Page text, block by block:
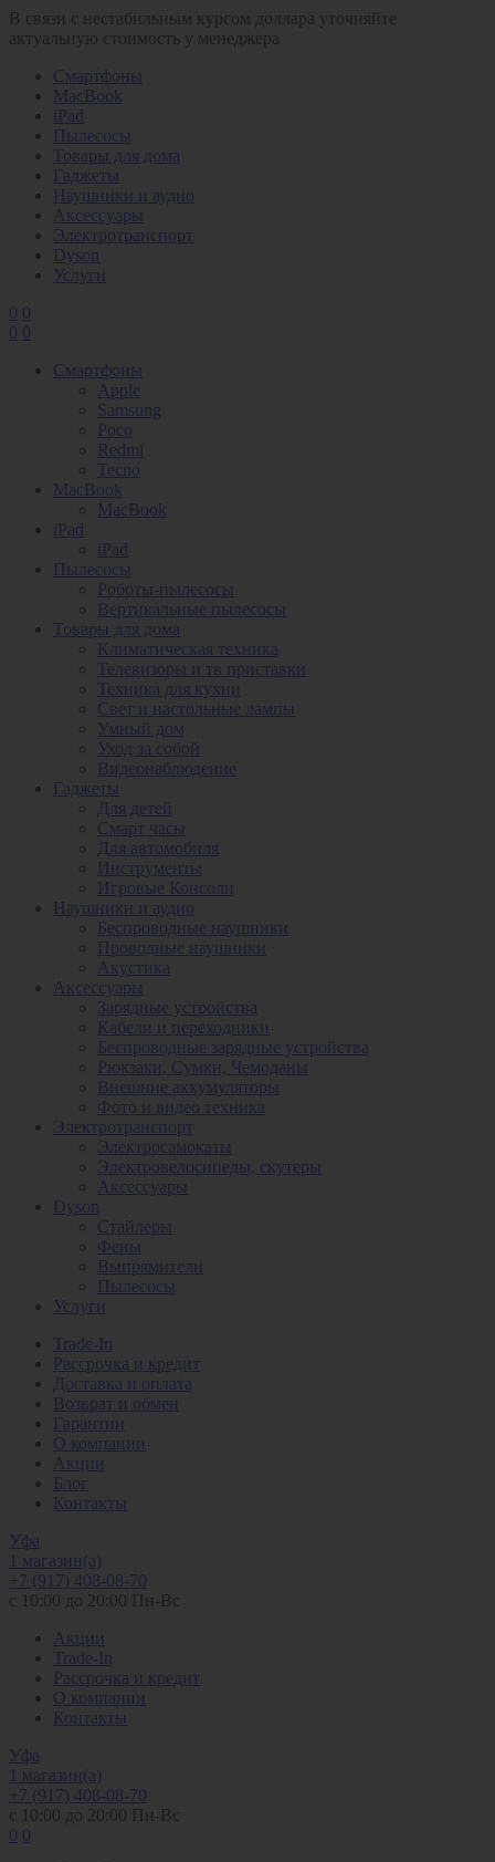
В связи с нестабильным курсом доллара уточняйте
актуальную стоимость у менеджера
Смартфоны
MacBook
iPad
Пылесосы
Товары для дома
Гаджеты
Наушники и аудио
Аксессуары
Электротранспорт
Dyson
Услуги
0 0
0 0
Смартфоны
Apple
Samsung
Poco
Redmi
Tecno
MacBook
MacBook
iPad
iPad
Пылесосы
Роботы-пылесосы
Вертикальные пылесосы
Товары для дома
Климатическая техника
Телевизоры и тв приставки
Техника для кухни
Свет и настольные лампы
Умный дом
Уход за собой
Видеонаблюдение
Гаджеты
Для детей
Смарт часы
Для автомобиля
Инструменты
Игровые Консоли
Наушники и аудио
Беспроводные наушники
Проводные наушники
Акустика
Аксессуары
Зарядные устройства
Кабели и переходники
Беспроводные зарядные устройства
Рюкзаки, Сумки, Чемоданы
Внешние аккумуляторы
Фото и видео техника
Электротранспорт
Электросамокаты
Электровелосипеды, скутеры
Аксессуары
Dyson
Стайлеры
Фены
Выпрямители
Пылесосы
Услуги
Trade-In
Рассрочка и кредит
Доставка и оплата
Возврат и обмен
Гарантии
О компании
Акции
Блог
Контакты
Уфа
1 магазин(а)
+7 (917) 408-08-70
с 10:00 до 20:00 Пн-Вс
Акции
Trade-In
Рассрочка и кредит
О компании
Контакты
Уфа
1 магазин(а)
+7 (917) 408-08-70
с 10:00 до 20:00 Пн-Вс
0 0